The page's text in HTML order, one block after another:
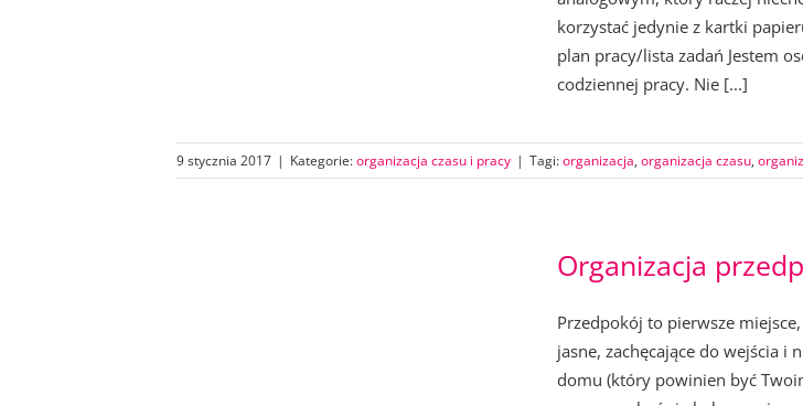
korzystać jedynie z kartki
plan pracy/lista zadań Jestem
codziennej pracy. Nie [...]
9 stycznia 2017 | Kategorie:organizacja czasu i pracy | Tagi:organizacja, organizacja czasu,
Organizacja
Przedpokój to pierwsze
jasne, zachęcające do wejścia i
domu (który powinien być